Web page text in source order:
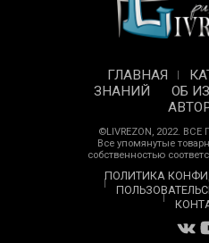
ГЛАВНАЯ
ЗНАНИЙ
ОБ
©LIVREZON, 2022.
Все упомянутые
собственностью
ПОЛИТИКА